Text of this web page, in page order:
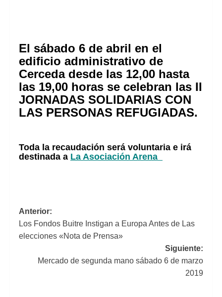
El sábado 6 de abril en el
edificio administrativo de
Cerceda desde las 12,00 hasta
las 19,00 horas se celebran las II
JORNADAS SOLIDARIAS CON
LAS PERSONAS REFUGIADAS.
Toda la recaudación será voluntaria e irá
destinada a La Asociación Arena
Navegación
de
Anterior:
Los Fondos Buitre Instigan a Europa Antes de Las
elecciones «Nota de Prensa»
Siguiente:
Mercado de segunda mano sábado 6 de marzo
2019